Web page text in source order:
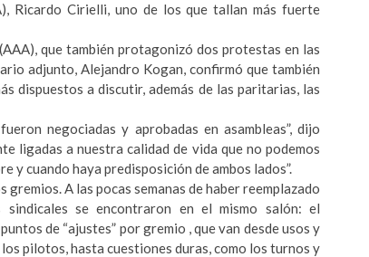
Ricardo Cirielli, uno de los que tallan más fuerte
que también protagonizó dos protestas en las
adjunto, Alejandro Kogan, confirmó que también
dispuestos a discutir, además de las paritarias, las
negociadas y aprobadas en asambleas”, dijo
ligadas a nuestra calidad de vida que no podemos
y cuando haya predisposición de ambos lados”.
A las pocas semanas de haber reemplazado
se encontraron en el mismo salón: el
de “ajustes” por gremio , que van desde usos y
pilotos, hasta cuestiones duras, como los turnos y